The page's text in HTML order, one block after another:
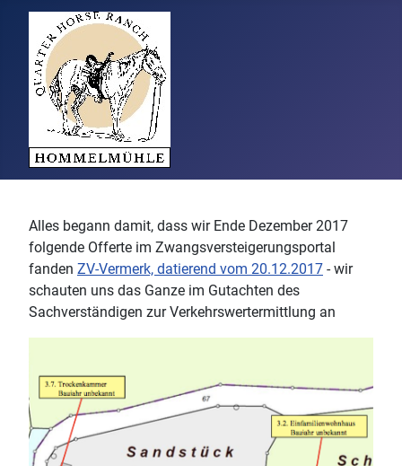
Alles begann damit, dass wir Ende Dezember 2017
folgende Offerte im Zwangsversteigerungsportal
fanden ZV-Vermerk, datierend vom 20.12.2017 - wir
schauten uns das Ganze im Gutachten des
Sachverständigen zur Verkehrswertermittlung an